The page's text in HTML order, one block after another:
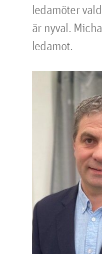
ledamöter
är nyval.
ledamot.